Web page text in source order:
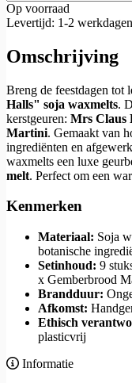
Op voorraad
Levertijd: 1-2 werkdagen
Omschrijving
Breng de feestdagen tot
Halls" soja waxmelts.
kerstgeuren: Mrs Claus
Martini. Gemaakt van
ingrediënten en
waxmelts een luxe
melt. Perfect om een
Kenmerken
Materiaal: Soja
botanische
Setinhoud: 9
x Gemberbrood
Brandduur:
Afkomst:
Ethisch
plasticvrij
Informatie